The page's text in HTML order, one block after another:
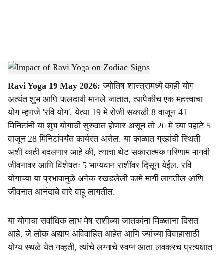
a
r
e
Ravi Yog 2026-Dainik Gomantk
Ravi Yoga 19 May 2026: ज्योतिष शास्त्रामध्ये काही योग
अत्यंत शुभ आणि फलदायी मानले जातात, त्यापैकीच एक महत्त्वाचा
योग म्हणजे 'रवि योग'. येत्या 19 मे रोजी सकाळी 8 वाजून 41
मिनिटांनी या शुभ योगाची सुरुवात होणार असून तो 20 मे च्या पहाटे 5
वाजून 28 मिनिटांपर्यंत कार्यरत असेल. या काळात ग्रहांची स्थिती
अशी काही बदलणार आहे की, त्याचा थेट सकारात्मक परिणाम मानवी
जीवनावर आणि विशेषतः 5 भाग्यवान राशींवर दिसून येईल. रवि
योगाच्या या प्रभावामुळे अनेक रखडलेली कामे मार्गी लागतील आणि
जीवनात आनंदाचे वारे वाहू लागतील.
या योगाचा सर्वाधिक लाभ मेष राशीच्या जातकांना मिळताना दिसत
आहे. जे लोक अद्याप अविवाहित आहेत आणि ज्यांच्या विवाहासाठी
योग्य स्थळे येत नव्हती, त्यांचे लग्नाचे स्वप्न आता लवकरच प्रत्यक्षात